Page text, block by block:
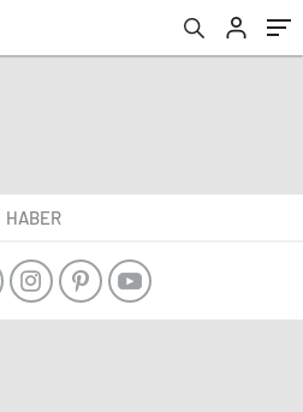
HABER